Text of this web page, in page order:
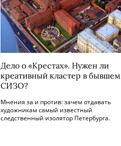
Дело о «Крестах». Нужен ли
креативный кластер в бывшем
СИЗО?
Мнения за и против: зачем отдавать
художникам самый известный
следственный изолятор Петербурга.